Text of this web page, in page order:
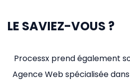
LE SAVIEZ-VOUS ?
Processx prend également
Agence Web spécialisée